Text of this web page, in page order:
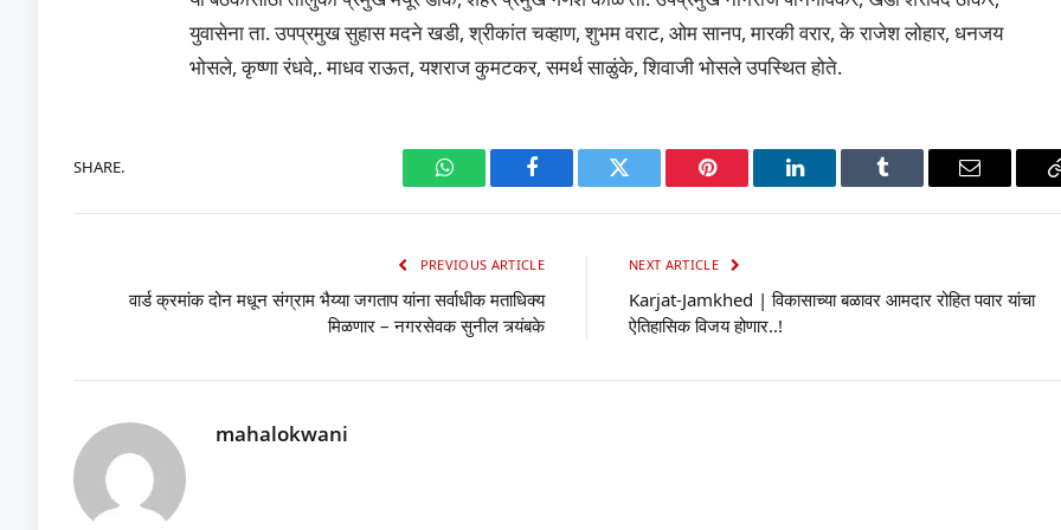
युवासेना ता. उपप्रमुख सुहास मदने खडी, श्रीकांत चव्हाण, शुभम वराट, ओम सानप, मारकी वरार, के राजेश लोहार, धनजय
भोसले, कृष्णा रंधवे,. माधव राऊत, यशराज कुमटकर, समर्थ साळुंके, शिवाजी भोसले उपस्थित होते.
SHARE.
WhatsAppFacebook Twitter Pinterest LinkedIn Tumblr Email
PREVIOUS ARTICLE
वार्ड क्रमांक दोन मधून संग्राम भैय्या जगताप यांना सर्वाधीक मताधिक्य
मिळणार – नगरसेवक सुनील त्र्यंबके
NEXT ARTICLE
Karjat-Jamkhed | विकासाच्या बळावर आमदार रोहित पवार यांचा
ऐतिहासिक विजय होणार..!
mahalokwani